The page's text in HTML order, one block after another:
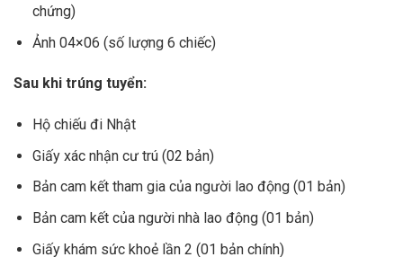
chứng)
Ảnh 04×06 (số lượng 6 chiếc)
Sau khi trúng tuyển:
Hộ chiếu đi Nhật
Giấy xác nhận cư trú (02 bản)
Bản cam kết tham gia của người lao động (01 bản)
Bản cam kết của người nhà lao động (01 bản)
Giấy khám sức khoẻ lần 2 (01 bản chính)